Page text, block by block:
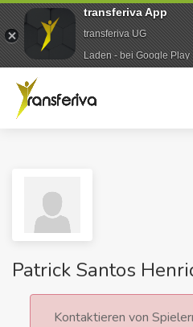
Patrick Santos
Kontaktieren von
transferiva App
transferiva UG
Laden - bei Google Play